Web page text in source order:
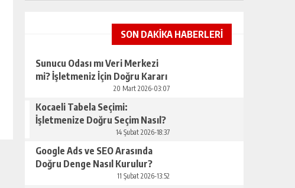
GÜNLÜK HABER AKIŞI
RÜYADA KONUŞMAK NEYE
SON DAKİKA HABERLERİ
Sunucu Odası mı Veri Merkezi
mi? İşletmeniz İçin Doğru Kararı
20 Mart 2026-03:07
Kocaeli Tabela Seçimi:
İşletmenize Doğru Seçim Nasıl?
14 Şubat 2026-18:37
Google Ads ve SEO Arasında
Doğru Denge Nasıl Kurulur?
11 Şubat 2026-13:52